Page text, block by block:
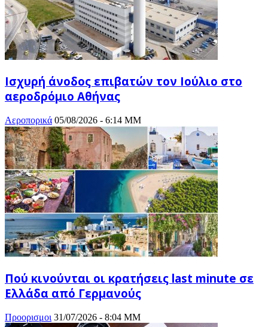
Ισχυρή άνοδος επιβατών τον Ιούλιο στο
αεροδρόμιο Αθήνας
Αεροπορικά 05/08/2026 - 6:14 ΜΜ
Πού κινούνται οι κρατήσεις last minute σε
Ελλάδα από Γερμανούς
Προορισμοι 31/07/2026 - 8:04 ΜΜ